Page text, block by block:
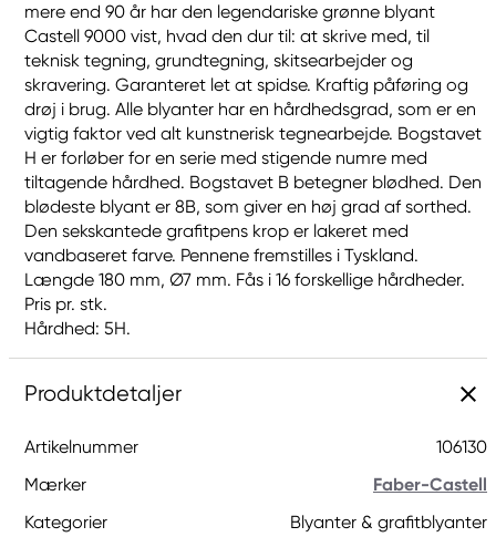
mere end 90 år har den legendariske grønne blyant
Castell 9000 vist, hvad den dur til: at skrive med, til
teknisk tegning, grundtegning, skitsearbejder og
skravering. Garanteret let at spidse. Kraftig påføring og
drøj i brug. Alle blyanter har en hårdhedsgrad, som er en
vigtig faktor ved alt kunstnerisk tegnearbejde. Bogstavet
H er forløber for en serie med stigende numre med
tiltagende hårdhed. Bogstavet B betegner blødhed. Den
blødeste blyant er 8B, som giver en høj grad af sorthed.
Den sekskantede grafitpens krop er lakeret med
vandbaseret farve. Pennene fremstilles i Tyskland.
Længde 180 mm, Ø7 mm. Fås i 16 forskellige hårdheder.
Pris pr. stk.
Hårdhed: 5H.
Produktdetaljer
Artikelnummer
106130
Mærker
Faber-Castell
Kategorier
Blyanter & grafitblyanter